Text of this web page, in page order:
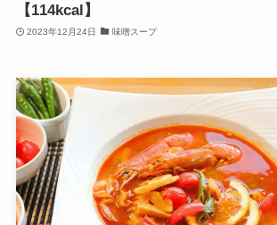
【114kcal】
2023年12月24日 味噌スープ